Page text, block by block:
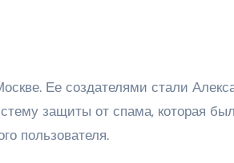
Ее создателями стали
защиты от спама, которая
пользователя.